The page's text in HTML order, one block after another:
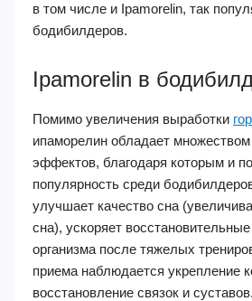
в том числе и Ipamorelin, так
бодибилдеров.
Ipamorelin в
Помимо увеличения выработки
ипаморелин обладает
эффектов, благодаря которым и
популярность среди
улучшает качество сна
сна), ускоряет
организма после тяжелых
приема наблюдается укрепление
восстановление связок и